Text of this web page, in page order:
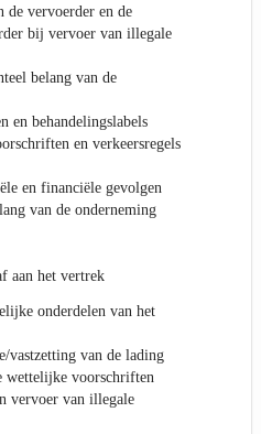
de vervoerder en de
bij vervoer van illegale
belang van de
en behandelingslabels
en verkeersregels
en financiële gevolgen
van de onderneming
aan het vertrek
onderdelen van het
vastzetting van de lading
wettelijke voorschriften
vervoer van illegale